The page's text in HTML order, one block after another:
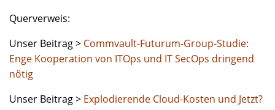
Querverweis:
Unser Beitrag > Commvault-Futurum-Group-Studie:
Enge Kooperation von ITOps und IT SecOps dringend
nötig
Unser Beitrag > Explodierende Cloud-Kosten und Jetzt?